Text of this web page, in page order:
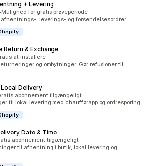
+ Levering
i alt
•Mulighed for gratis prøveperiode
, leverings- og forsendelsesordrer
& Exchange
i altat installere
og ombytninger. Gør refusioner til
Delivery
i altabonnement tilgængeligt
til lokal levering med chaufførapp og ordresporing
Date & Time
i altabonnement tilgængeligt
til afhentning i butik, lokal levering og